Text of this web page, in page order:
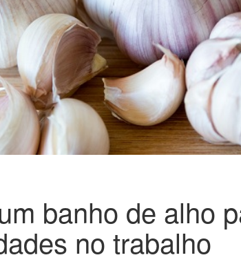
banho de alho
no trabalho